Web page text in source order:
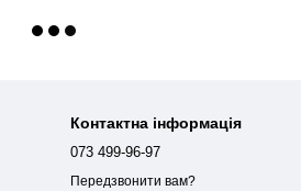
Контактна інформація
073 499-96-97
Передзвонити вам?